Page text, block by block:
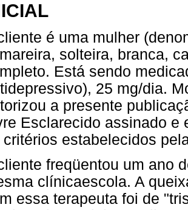
é uma mulher
solteira, branca,
Está sendo
25 mg/dia.
a presente
Esclarecido assinado e
critérios estabelecidos
freqüentou um ano
clínicaescola. A
essa terapeuta foi de